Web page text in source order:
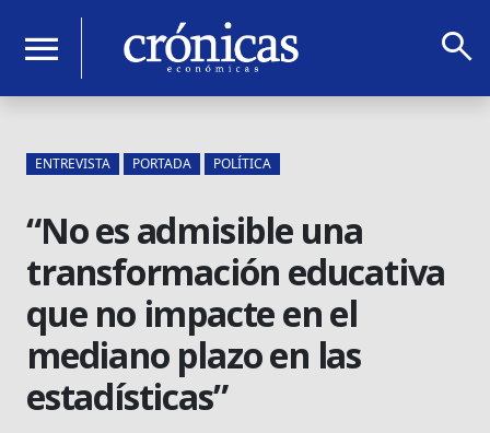
menu search
ENTREVISTA PORTADA POLÍTICA
“No es admisible una
transformación educativa
que no impacte en el
mediano plazo en las
estadísticas”